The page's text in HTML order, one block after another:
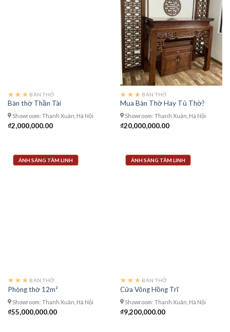
BÀN THỜ
Bàn thờ Thần Tài
Showroom: Thanh Xuân, Hà Nội
₫2,000,000.00
BÀN THỜ
Mua Bàn Thờ Hay Tủ Thờ?
Showroom: Thanh Xuân, Hà Nội
₫20,000,000.00
ÁNH SÁNG TÂM LINH
BÀN THỜ
Phòng thờ 12m²
Showroom: Thanh Xuân, Hà Nội
₫55,000,000.00
ÁNH SÁNG TÂM LINH
BÀN THỜ
Cửa Võng Hồng Trĩ
Showroom: Thanh Xuân, Hà Nội
₫9,200,000.00